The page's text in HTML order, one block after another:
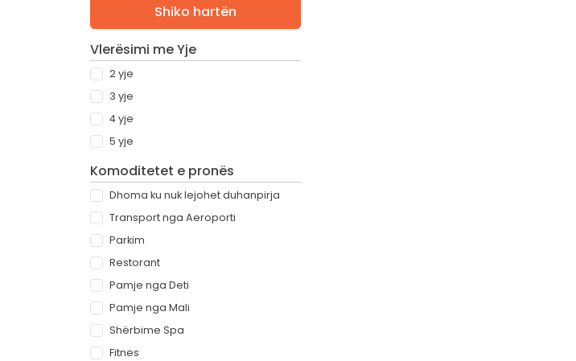
Shiko hartën
Vlerësimi me Yje
2 yje
3 yje
4 yje
5 yje
Komoditetet e pronës
Dhoma ku nuk lejohet duhanpirja
Transport nga Aeroporti
Parkim
Restorant
Pamje nga Deti
Pamje nga Mali
Shërbime Spa
Fitnes